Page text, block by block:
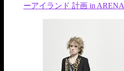
ーアイランド 計画 in ARENA